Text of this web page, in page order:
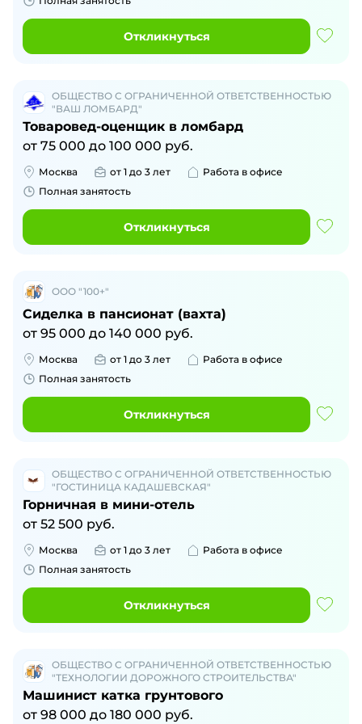
Откликнуться
ОБЩЕСТВО С ОГРАНИЧЕННОЙ ОТВЕТСТВЕННОСТЬЮ
"ВАШ ЛОМБАРД"
Товаровед-оценщик в ломбард
от 75 000 до 100 000 руб.
Москва от 1 до 3 лет
Работа в офисе
Полная занятость
Откликнуться
ООО "100+"
Сиделка в пансионат (вахта)
от 95 000 до 140 000 руб.
Москва от 1 до 3 лет
Работа в офисе
Полная занятость
Откликнуться
ОБЩЕСТВО С ОГРАНИЧЕННОЙ ОТВЕТСТВЕННОСТЬЮ
"ГОСТИНИЦА КАДАШЕВСКАЯ"
Горничная в мини-отель
от 52 500 руб.
Москва от 1 до 3 лет
Работа в офисе
Полная занятость
Откликнуться
ОБЩЕСТВО С ОГРАНИЧЕННОЙ ОТВЕТСТВЕННОСТЬЮ
"ТЕХНОЛОГИИ ДОРОЖНОГО СТРОИТЕЛЬСТВА"
Машинист катка грунтового
от 98 000 до 180 000 руб.